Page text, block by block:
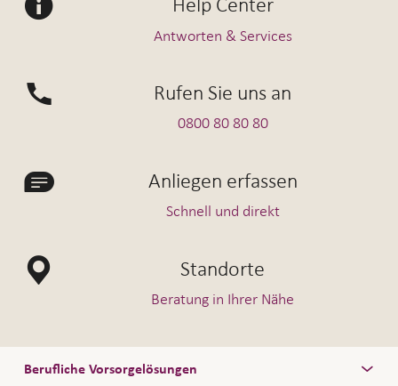
Help Center
Antworten & Services
Rufen Sie uns an
0800 80 80 80
Anliegen erfassen
Schnell und direkt
Standorte
Beratung in Ihrer Nähe
Berufliche Vorsorgelösungen